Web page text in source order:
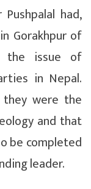
had,
Gorakhpur of
the issue of
in Nepal.
were the
and that
be completed
leader.